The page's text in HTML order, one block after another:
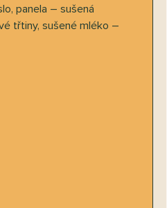
panela – sušená
třtiny, sušené mléko –